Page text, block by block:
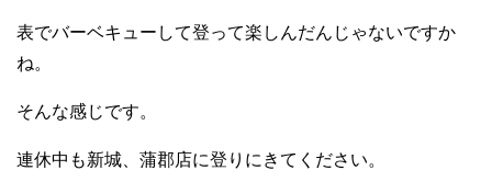
表でバーベキューして登って楽しんだんじゃないですか
ね。
そんな感じです。
連休中も新城、蒲郡店に登りにきてください。